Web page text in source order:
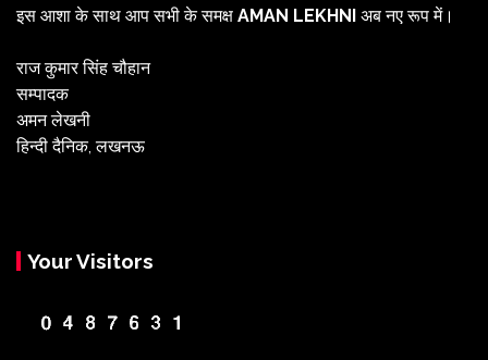
इस आशा के साथ आप सभी के समक्ष AMAN LEKHNI अब नए रूप में।
राज कुमार सिंह चौहान
सम्पादक
अमन लेखनी
हिन्दी दैनिक, लखनऊ
Your Visitors